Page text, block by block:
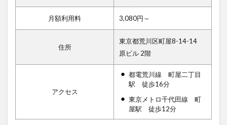
月額利用料 3,080円～
住所
東京都荒川区町屋8-14-14
原ビル 2階
アクセス
都電荒川線 町屋二丁目
駅 徒歩16分
東京メトロ千代田線 町
屋駅 徒歩12分